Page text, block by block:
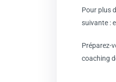
Pour plus
suivante :
Préparez-
coaching